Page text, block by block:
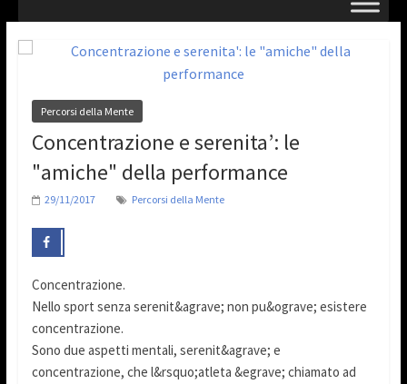
Percorsi della Mente
Concentrazione e serenita’: le
"amiche" della performance
29/11/2017 Percorsi della Mente
Concentrazione.
Nello sport senza serenit&agrave; non pu&ograve; esistere
concentrazione.
Sono due aspetti mentali, serenit&agrave; e
concentrazione, che l&rsquo;atleta &egrave; chiamato ad